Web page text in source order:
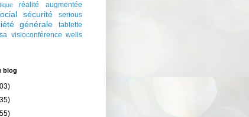
réalité augmentée
sécurité
serious
générale tablette
visioconférence wells
blog